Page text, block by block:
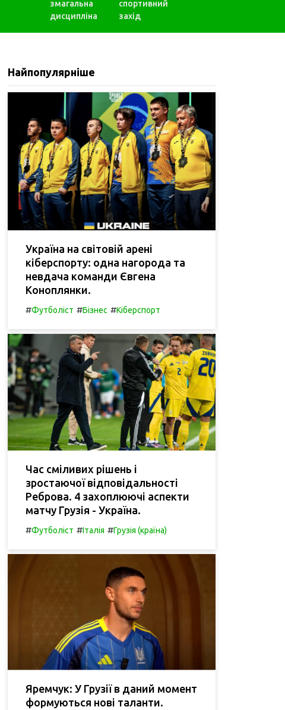
змагальна
дисципліна
спортивний
захід
Найпопулярніше
Україна на світовій арені
кіберспорту: одна нагорода та
невдача команди Євгена
Коноплянки.
#Футболіст #Бізнес #Кіберспорт
Час сміливих рішень і
зростаючої відповідальності
Реброва. 4 захоплюючі аспекти
матчу Грузія - Україна.
#Футболіст #Італія #Грузія (країна)
Яремчук: У Грузії в даний момент
формуються нові таланти.